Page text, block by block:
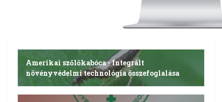
Amerikai szőlőkabóca - Integrált
növényvédelmi technológia összefoglalása